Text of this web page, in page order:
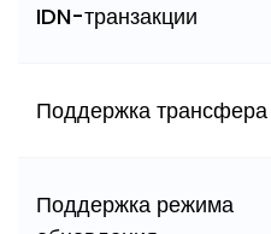
IDN-транзакции
Поддержка трансфера
Поддержка режима